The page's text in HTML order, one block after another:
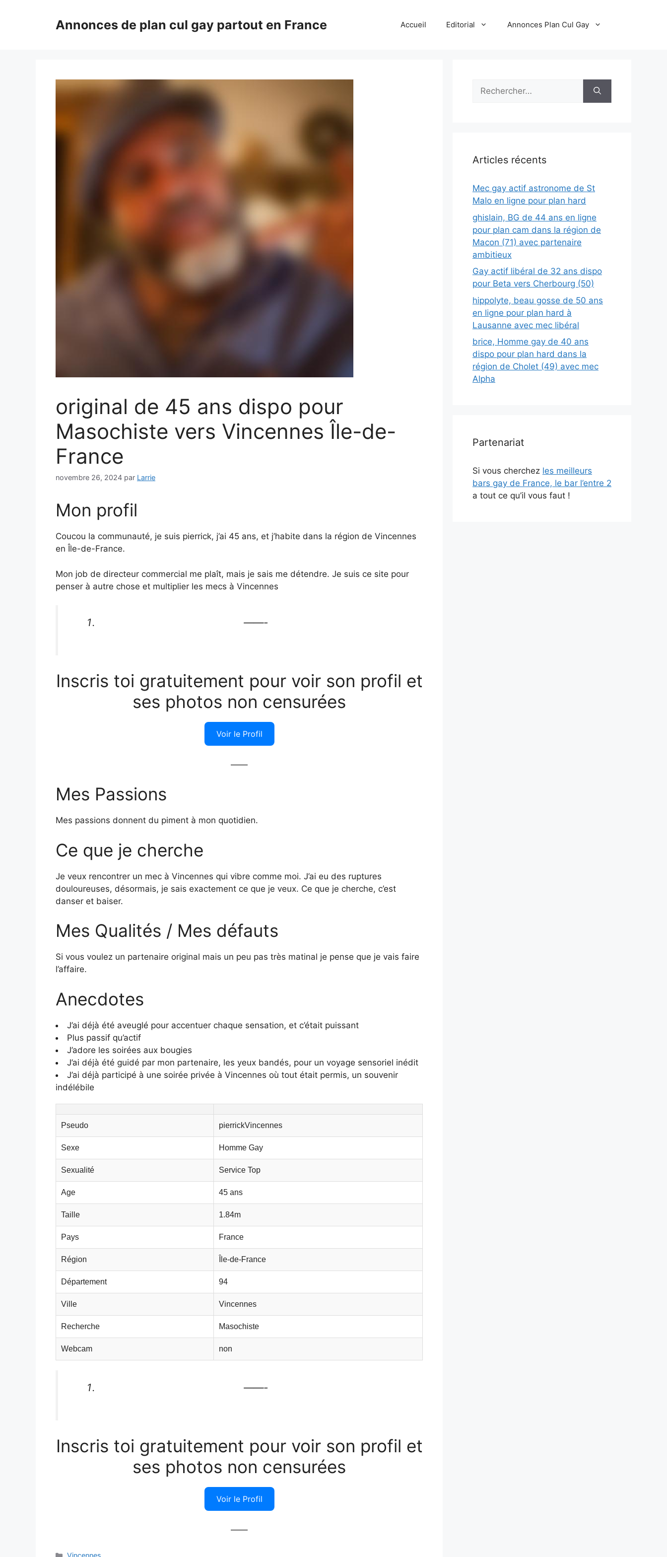
Annonces de plan cul gay partout en France Accueil Editorial Annonces Plan Cul Gay
original de 45 ans dispo pour
Masochiste vers Vincennes Île-de-
France
novembre 26, 2024 par Larrie
Mon profil
Coucou la communauté, je suis pierrick, j’ai 45 ans, et j’habite dans la région de Vincennes
en Île-de-France.
Mon job de directeur commercial me plaît, mais je sais me détendre. Je suis ce site pour
penser à autre chose et multiplier les mecs à Vincennes
——-
Inscris toi gratuitement pour voir son profil et
ses photos non censurées
Voir le Profil
——
Mes Passions
Mes passions donnent du piment à mon quotidien.
Ce que je cherche
Je veux rencontrer un mec à Vincennes qui vibre comme moi. J’ai eu des ruptures
douloureuses, désormais, je sais exactement ce que je veux. Ce que je cherche, c’est
danser et baiser.
Mes Qualités / Mes défauts
Si vous voulez un partenaire original mais un peu pas très matinal je pense que je vais faire
l’affaire.
Anecdotes
J’ai déjà été aveuglé pour accentuer chaque sensation, et c’était puissant
Plus passif qu’actif
J’adore les soirées aux bougies
J’ai déjà été guidé par mon partenaire, les yeux bandés, pour un voyage sensoriel inédit
J’ai déjà participé à une soirée privée à Vincennes où tout était permis, un souvenir
indélébile
Pseudo pierrickVincennes
Sexe Homme Gay
Sexualité Service Top
Age 45 ans
Taille 1.84m
Pays France
Région Île-de-France
Département 94
Ville Vincennes
Recherche Masochiste
Webcam non
——-
Inscris toi gratuitement pour voir son profil et
ses photos non censurées
Voir le Profil
——
Catégories
Rechercher :
Articles récents
Mec gay actif astronome de St
Malo en ligne pour plan hard
ghislain, BG de 44 ans en ligne
pour plan cam dans la région de
Macon (71) avec partenaire
ambitieux
Gay actif libéral de 32 ans dispo
pour Beta vers Cherbourg (50)
hippolyte, beau gosse de 50 ans
en ligne pour plan hard à
Lausanne avec mec libéral
brice, Homme gay de 40 ans
dispo pour plan hard dans la
région de Cholet (49) avec mec
Alpha
Partenariat
Si vous cherchez les meilleurs
bars gay de France, le bar l’entre 2
a tout ce qu’il vous faut !